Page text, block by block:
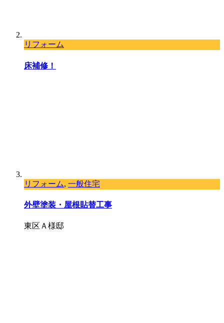
リフォーム
床補修！
リフォーム, 一般住宅
外壁塗装・屋根貼替工事
東区Ａ様邸